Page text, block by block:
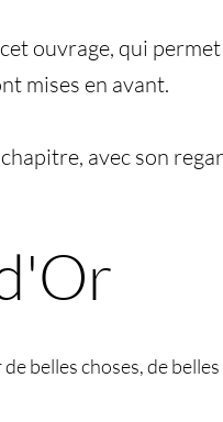
ouvrage, qui
mises en avant.
avec son
belles choses, de